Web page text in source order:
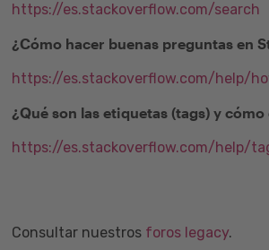
https://es.stackoverflow.com/search
¿Cómo hacer buenas preguntas en
https://es.stackoverflow.com/help/
¿Qué son las etiquetas (tags) y cómo
https://es.stackoverflow.com/help/
Consultar nuestros foros legacy.